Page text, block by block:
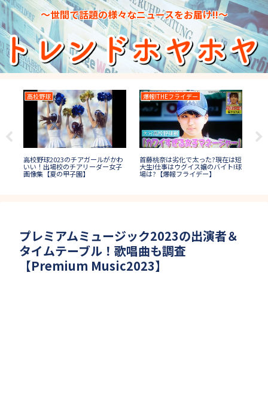
～世間で話題の様々なニュースをお届け!!～
高校野球
高校野球2023のチアガールがかわ
いい！出場校のチアリーダー女子
画像集【夏の甲子園】
爆報!THEフライデー
首藤桃奈は劣化で太った?現在は短
大生!仕事はウグイス嬢のバイト!球
場は?【爆報フライデー】
プレミアムミュージック2023の出演者＆
タイムテーブル！歌唱曲も調査
【Premium Music2023】